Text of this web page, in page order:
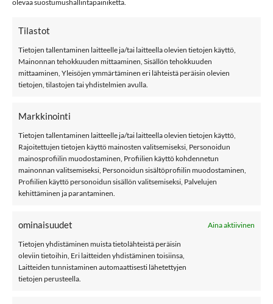
olevaa suostumushallintapainiketta.
Tilastot
Tietojen tallentaminen laitteelle ja/tai laitteella olevien tietojen käyttö,
Mainonnan tehokkuuden mittaaminen, Sisällön tehokkuuden
mittaaminen, Yleisöjen ymmärtäminen eri lähteistä peräisin olevien
tietojen, tilastojen tai yhdistelmien avulla.
Markkinointi
Tietojen tallentaminen laitteelle ja/tai laitteella olevien tietojen käyttö,
Rajoitettujen tietojen käyttö mainosten valitsemiseksi, Personoidun
mainosprofiilin muodostaminen, Profiilien käyttö kohdennetun
mainonnan valitsemiseksi, Personoidun sisältöprofiilin muodostaminen,
Profiilien käyttö personoidun sisällön valitsemiseksi, Palvelujen
kehittäminen ja parantaminen.
ominaisuudet Aina aktiivinen
Tietojen yhdistäminen muista tietolähteistä peräisin
oleviin tietoihin, Eri laitteiden yhdistäminen toisiinsa,
Laitteiden tunnistaminen automaattisesti lähetettyjen
tietojen perusteella.
MANY MORININGS
9,99 €
MANY MORININGS
POMPULAT
SUOSIKKEIHIN
SUOSIKKEIHIN